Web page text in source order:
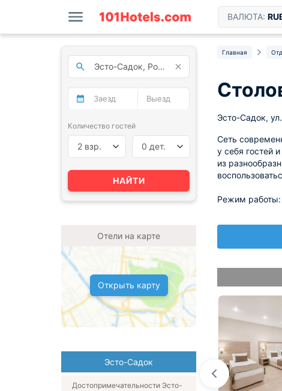
ВАЛЮТА:
Главная
Эсто-Садок,
Сеть
у себя гостей
из
Режим
Количество гостей
2 взр. 0 дет.
НАЙТИ
Отели на карте
Открыть карту
Эсто-Садок
Достопримечательности Эсто-